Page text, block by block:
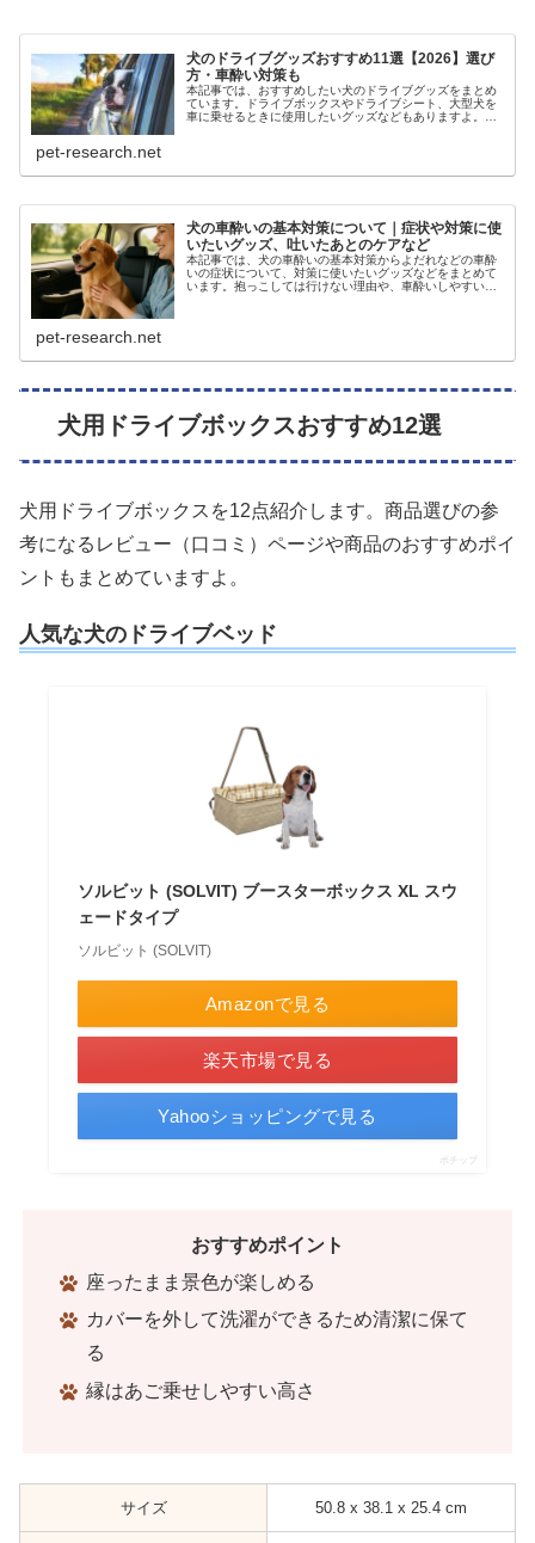
犬のドライブグッズおすすめ11選【2026】選び
方・車酔い対策も
本記事では、おすすめしたい犬のドライブグッズをまとめ
ています。ドライブボックスやドライブシート、大型犬を
車に乗せるときに使用したいグッズなどもありますよ。実
pet-research.net
犬の車酔いの基本対策について｜症状や対策に使
いたいグッズ、吐いたあとのケアなど
本記事では、犬の車酔いの基本対策からよだれなどの車酔
いの症状について、対策に使いたいグッズなどをまとめて
います。抱っこしては行けない理由や、車酔いしやすい犬
pet-research.net
犬用ドライブボックスおすすめ12選
犬用ドライブボックスを12点紹介します。商品選びの参
考になるレビュー（口コミ）ページや商品のおすすめポイ
ントもまとめていますよ。
人気な犬のドライブベッド
ソルビット (SOLVIT) ブースターボックス XL スウ
ェードタイプ
ソルビット (SOLVIT)
Amazonで見る
楽天市場で見る
Yahooショッピングで見る
ポチップ
おすすめポイント
座ったまま景色が楽しめる
カバーを外して洗濯ができるため清潔に保て
る
縁はあご乗せしやすい高さ
サイズ 50.8 x 38.1 x 25.4 cm